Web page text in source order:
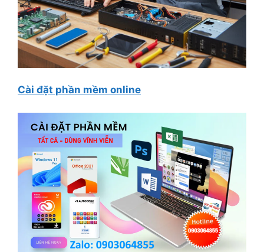
Cài đặt phần mềm online